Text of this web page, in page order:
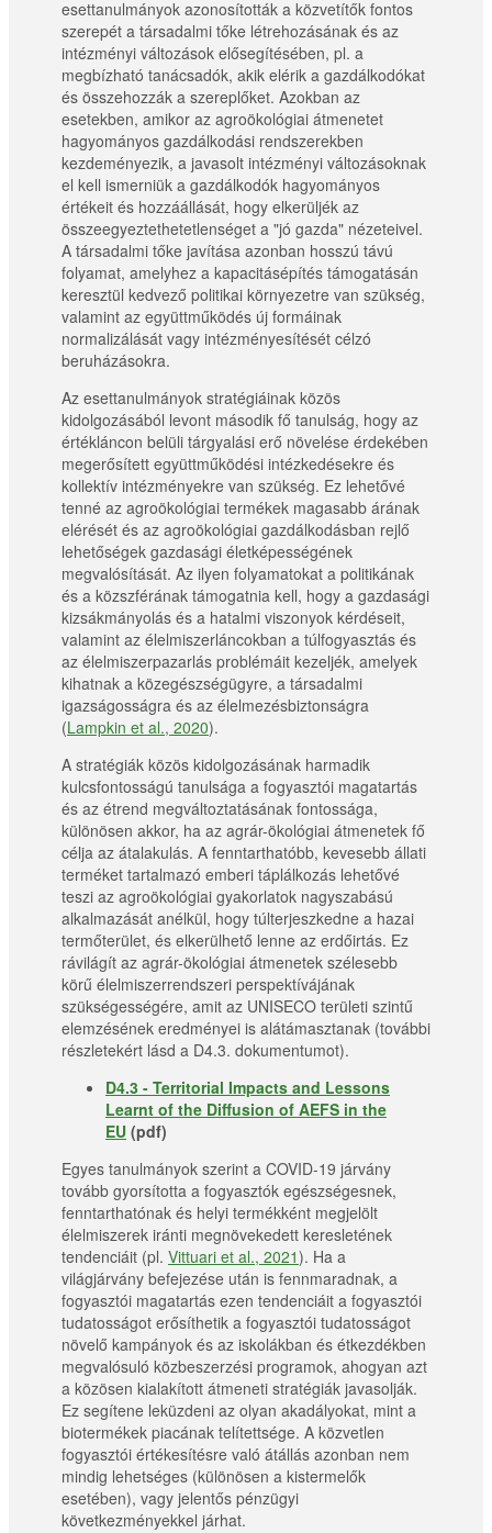
esettanulmányok azonosították a közvetítők fontos
szerepét a társadalmi tőke létrehozásának és az
intézményi változások elősegítésében, pl. a
megbízható tanácsadók, akik elérik a gazdálkodókat
és összehozzák a szereplőket. Azokban az
esetekben, amikor az agroökológiai átmenetet
hagyományos gazdálkodási rendszerekben
kezdeményezik, a javasolt intézményi változásoknak
el kell ismerniük a gazdálkodók hagyományos
értékeit és hozzáállását, hogy elkerüljék az
összeegyeztethetetlenséget a "jó gazda" nézeteivel.
A társadalmi tőke javítása azonban hosszú távú
folyamat, amelyhez a kapacitásépítés támogatásán
keresztül kedvező politikai környezetre van szükség,
valamint az együttműködés új formáinak
normalizálását vagy intézményesítését célzó
beruházásokra.
Az esettanulmányok stratégiáinak közös
kidolgozásából levont második fő tanulság, hogy az
értékláncon belüli tárgyalási erő növelése érdekében
megerősített együttműködési intézkedésekre és
kollektív intézményekre van szükség. Ez lehetővé
tenné az agroökológiai termékek magasabb árának
elérését és az agroökológiai gazdálkodásban rejlő
lehetőségek gazdasági életképességének
megvalósítását. Az ilyen folyamatokat a politikának
és a közszférának támogatnia kell, hogy a gazdasági
kizsákmányolás és a hatalmi viszonyok kérdéseit,
valamint az élelmiszerláncokban a túlfogyasztás és
az élelmiszerpazarlás problémáit kezeljék, amelyek
kihatnak a közegészségügyre, a társadalmi
igazságosságra és az élelmezésbiztonságra
(Lampkin et al., 2020).
A stratégiák közös kidolgozásának harmadik
kulcsfontosságú tanulsága a fogyasztói magatartás
és az étrend megváltoztatásának fontossága,
különösen akkor, ha az agrár-ökológiai átmenetek fő
célja az átalakulás. A fenntarthatóbb, kevesebb állati
terméket tartalmazó emberi táplálkozás lehetővé
teszi az agroökológiai gyakorlatok nagyszabású
alkalmazását anélkül, hogy túlterjeszkedne a hazai
termőterület, és elkerülhető lenne az erdőirtás. Ez
rávilágít az agrár-ökológiai átmenetek szélesebb
körű élelmiszerrendszeri perspektívájának
szükségességére, amit az UNISECO területi szintű
elemzésének eredményei is alátámasztanak (további
részletekért lásd a D4.3. dokumentumot).
D4.3 - Territorial Impacts and Lessons
Learnt of the Diffusion of AEFS in the
EU (pdf)
Egyes tanulmányok szerint a COVID-19 járvány
tovább gyorsította a fogyasztók egészségesnek,
fenntarthatónak és helyi termékként megjelölt
élelmiszerek iránti megnövekedett keresletének
tendenciáit (pl. Vittuari et al., 2021). Ha a
világjárvány befejezése után is fennmaradnak, a
fogyasztói magatartás ezen tendenciáit a fogyasztói
tudatosságot erősíthetik a fogyasztói tudatosságot
növelő kampányok és az iskolákban és étkezdékben
megvalósuló közbeszerzési programok, ahogyan azt
a közösen kialakított átmeneti stratégiák javasolják.
Ez segítene leküzdeni az olyan akadályokat, mint a
biotermékek piacának telítettsége. A közvetlen
fogyasztói értékesítésre való átállás azonban nem
mindig lehetséges (különösen a kistermelők
esetében), vagy jelentős pénzügyi
következményekkel járhat.